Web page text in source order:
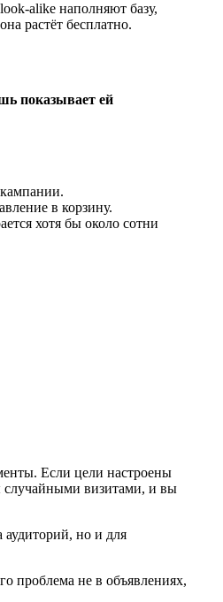
alike наполняют базу,
растёт бесплатно.
показывает ей
в корзину.
хотя бы около сотни
Если цели настроены
случайными визитами, и вы
аудиторий, но и для
проблема не в объявлениях,